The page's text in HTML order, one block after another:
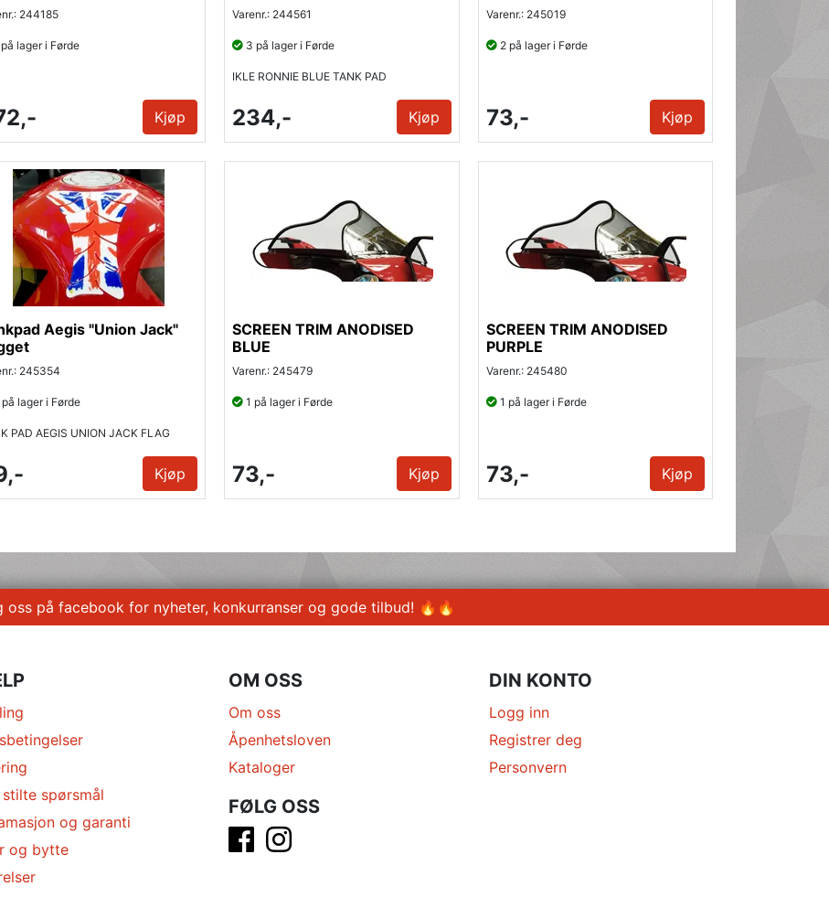
244185
lager i Førde
Kjøp
Varenr.: 244561
3 på lager i Førde
IKLE RONNIE BLUE TANK PAD
234,- Kjøp
Varenr.: 245019
2 på lager i Førde
73,- Kjøp
Aegis "Union Jack"
245354
lager i Førde
PAD AEGIS UNION JACK FLAG
Kjøp
SCREEN TRIM ANODISED
BLUE
Varenr.: 245479
1 på lager i Førde
73,- Kjøp
SCREEN TRIM ANODISED
PURPLE
Varenr.: 245480
1 på lager i Førde
73,- Kjøp
oss på facebook for nyheter, konkurranser og gode tilbud! 🔥🔥
spørsmål
og garanti
og bytte
OM OSS
Om oss
Åpenhetsloven
Kataloger
FØLG OSS
DIN KONTO
Logg inn
Registrer deg
Personvern